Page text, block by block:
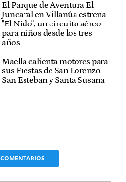
El Parque de Aventura El
Juncaral en Villanúa estrena
"El Nido", un circuito aéreo
para niños desde los tres
años
Maella calienta motores para
sus Fiestas de San Lorenzo,
San Esteban y Santa Susana
COMENTARIOS